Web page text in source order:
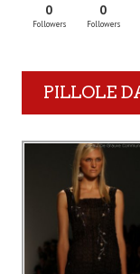
0
Followers
0
Followers
PILLOLE